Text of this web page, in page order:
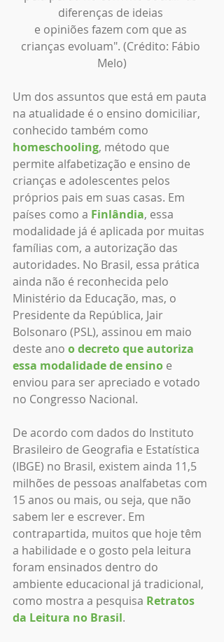
diferenças de ideias
e opiniões fazem com que as
crianças evoluam". (Crédito: Fábio
Melo)
Um dos assuntos que está em pauta
na atualidade é o ensino domiciliar,
conhecido também como
homeschooling, método que
permite alfabetização e ensino de
crianças e adolescentes pelos
próprios pais em suas casas. Em
países como a Finlândia, essa
modalidade já é aplicada por muitas
famílias com, a autorização das
autoridades. No Brasil, essa prática
ainda não é reconhecida pelo
Ministério da Educação, mas, o
Presidente da República, Jair
Bolsonaro (PSL), assinou em maio
deste ano o decreto que autoriza
essa modalidade de ensino e
enviou para ser apreciado e votado
no Congresso Nacional.
De acordo com dados do Instituto
Brasileiro de Geografia e Estatística
(IBGE) no Brasil, existem ainda 11,5
milhões de pessoas analfabetas com
15 anos ou mais, ou seja, que não
sabem ler e escrever. Em
contrapartida, muitos que hoje têm
a habilidade e o gosto pela leitura
foram ensinados dentro do
ambiente educacional já tradicional,
como mostra a pesquisa Retratos
da Leitura no Brasil.